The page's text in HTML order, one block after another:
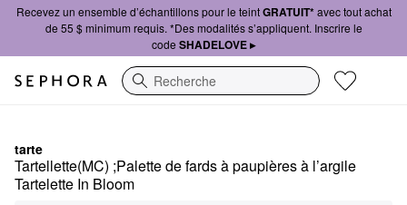
Recevez un ensemble d’échantillons pour le teintGRATUIT*avec tout achat
de 55 $ minimum requis. *Des modalités s’appliquent. Inscrire le
code SHADELOVE ▸
Recherche
tarte
Tartellette(MC) ;Palette de fards à paupières à l’argile
Tartelette In Bloom